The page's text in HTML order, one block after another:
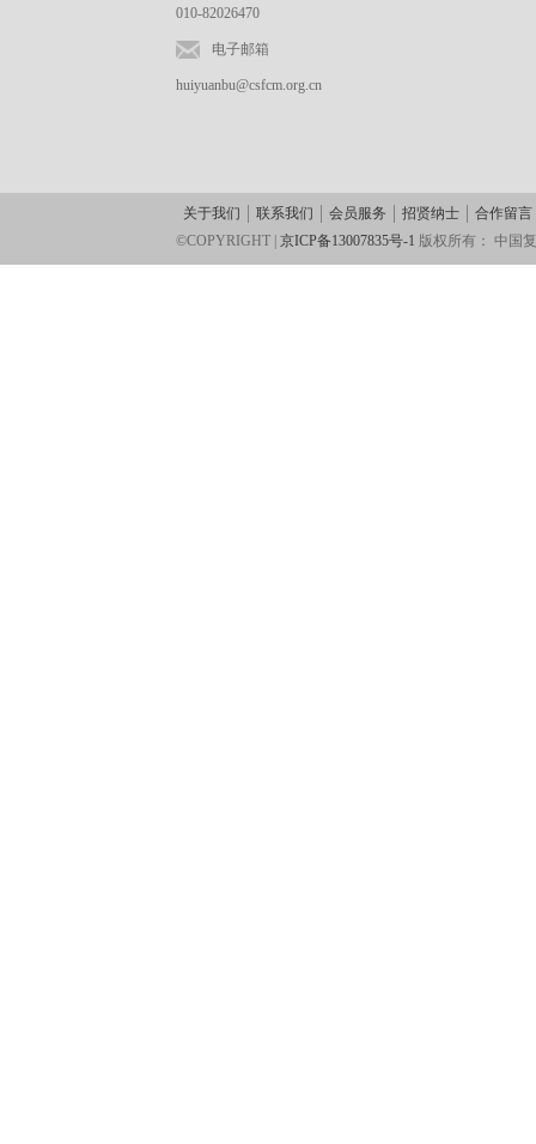
010-82026470
电子邮箱
huiyuanbu@csfcm.org.cn
关于我们 联系我们 会员服务 招贤纳士
合作留言
©COPYRIGHT | 京ICP备13007835号-1 版权所有： 中国